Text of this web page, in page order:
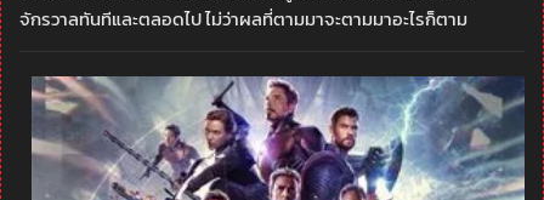
จักรวาลทันทีและตลอดไป ไม่ว่าผลที่ตามมาจะตามมาอะไรก็ตาม